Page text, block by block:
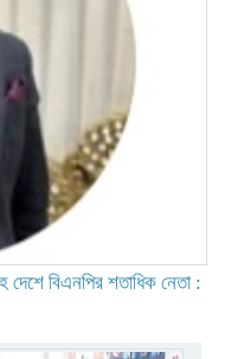
বিএনপির শতাধিক নেতা :